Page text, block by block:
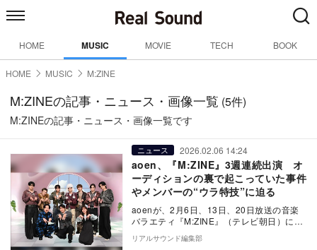
HOME MUSIC MOVIE TECH BOOK
HOME MUSIC M:ZINE
M:ZINEの記事・ニュース・画像一覧 (5件)
M:ZINEの記事・ニュース・画像一覧です
ニュース 2026.02.06 14:24
aoen、『M:ZINE』3週連続出演 オ
ーディションの裏で起こっていた事件
やメンバーの“ウラ特技”に迫る
aoenが、2月6日、13日、20日放送の音楽
バラエティ『M:ZINE』（テレビ朝日）に、
2月のピックアップアーティストとして出…
リアルサウンド編集部